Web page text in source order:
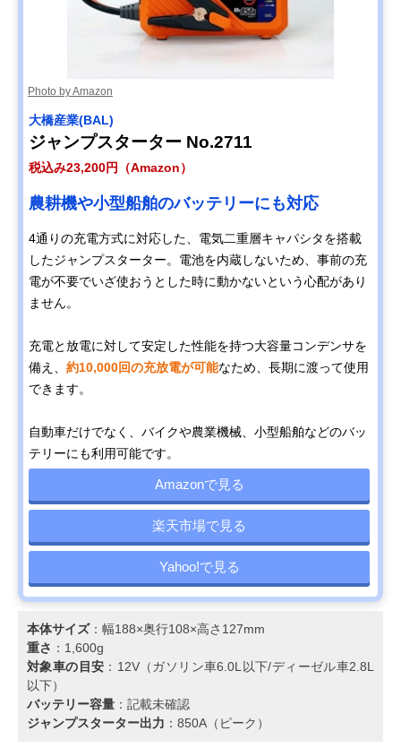
Photo by Amazon
大橋産業(BAL)
ジャンプスターター No.2711
税込み23,200円（Amazon）
農耕機や小型船舶のバッテリーにも対応
4通りの充電方式に対応した、電気二重層キャパシタを搭載
したジャンプスターター。電池を内蔵しないため、事前の充
電が不要でいざ使おうとした時に動かないという心配があり
ません。
充電と放電に対して安定した性能を持つ大容量コンデンサを
備え、 約10,000回の充放電が可能なため、長期に渡って使用
できます。
自動車だけでなく、バイクや農業機械、小型船舶などのバッ
テリーにも利用可能です。
Amazonで見る
楽天市場で見る
Yahoo!で見る
本体サイズ：幅188×奥行108×高さ127mm
重さ ：1,600g
対象車の目安 ：12V（ガソリン車6.0L以下/ディーゼル車2.8L
以下）
バッテリー容量 ：記載未確認
ジャンプスターター出力 ：850A（ピーク）